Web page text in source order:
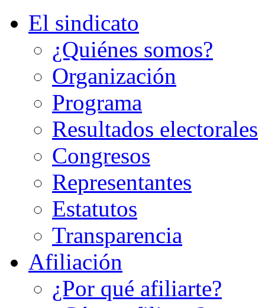
El sindicato
¿Quiénes somos?
Organización
Programa
Resultados electorales
Congresos
Representantes
Estatutos
Transparencia
Afiliación
¿Por qué afiliarte?